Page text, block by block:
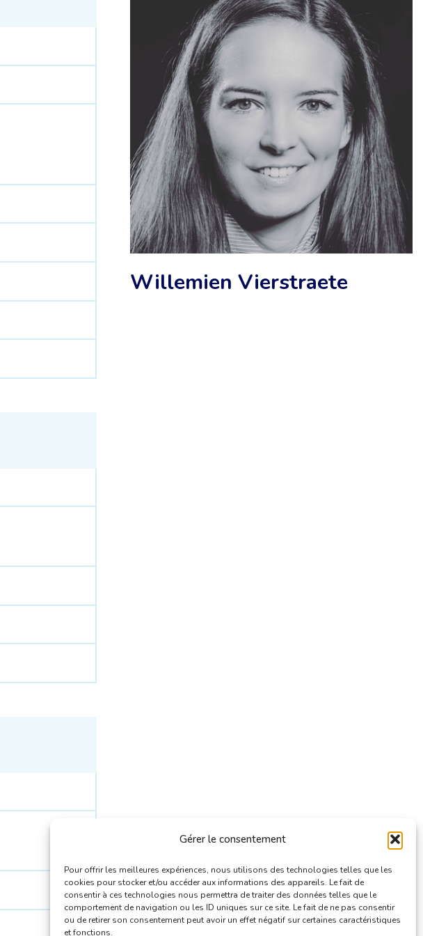
Gérer le consentement
Pour offrir les meilleures expériences, nous utilisons des technologies telles que les
cookies pour stocker et/ou accéder aux informations des appareils. Le fait de
consentir à ces technologies nous permettra de traiter des données telles que le
comportement de navigation ou les ID uniques sur ce site. Le fait de ne pas consentir
ou de retirer son consentement peut avoir un effet négatif sur certaines caractéristiques
et fonctions.
Willemien Vierstraete